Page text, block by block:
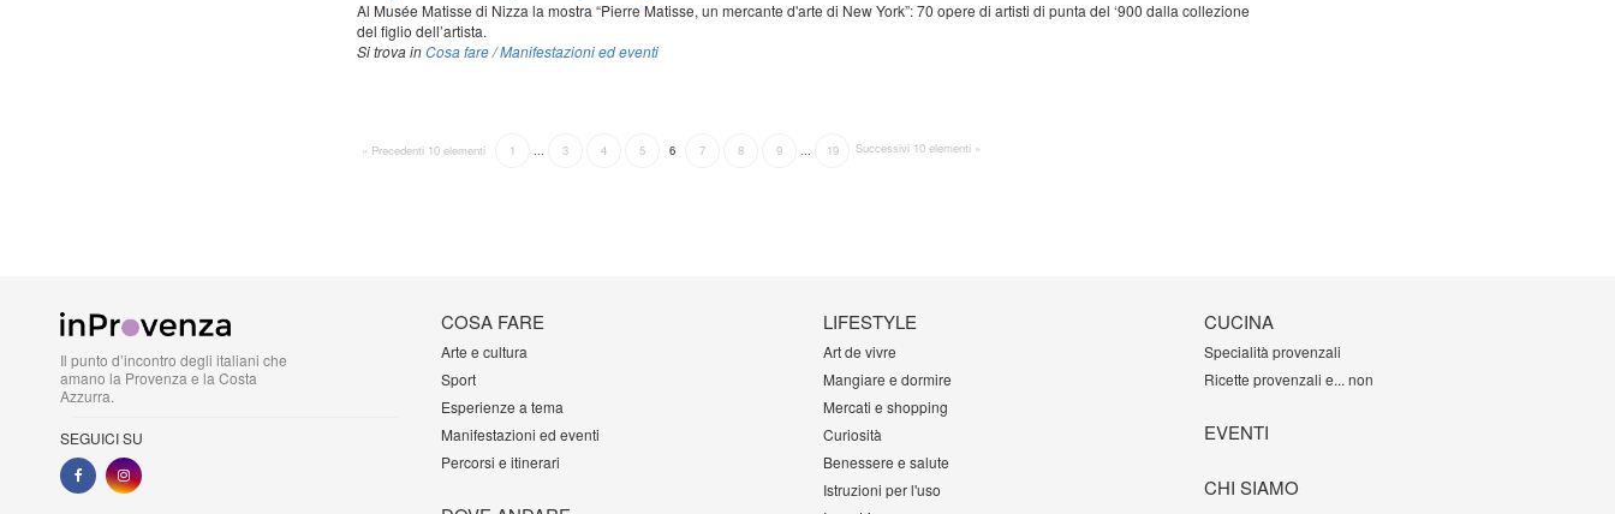
Al Musée Matisse di Nizza la mostra “Pierre Matisse, un mercante d'arte di New York”: 70 opere di artisti di punta del ‘900 dalla collezione
del figlio dell’artista.
Si trova inCosa fare/Manifestazioni ed eventi
« Precedenti 10 elementi Successivi 10 elementi »
1 ... 3 4 5 6 7 8 9 ... 19
Il punto d’incontro degli italiani che
amano la Provenza e la Costa
Azzurra.
SEGUICI SU
COSA FARE
Arte e cultura
Sport
Esperienze a tema
Manifestazioni ed eventi
Percorsi e itinerari
LIFESTYLE
Art de vivre
Mangiare e dormire
Mercati e shopping
Curiosità
Benessere e salute
Istruzioni per l'uso
CUCINA
Specialità provenzali
Ricette provenzali e... non
EVENTI
CHI SIAMO